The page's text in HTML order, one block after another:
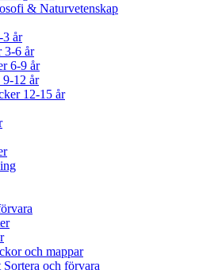
& Naturvetenskap
3 år
3-6 år
6-9 år
12 år
12-15 år
och mappar
och förvara